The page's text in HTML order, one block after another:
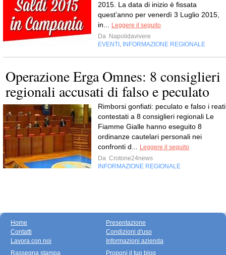
2015. La data di inizio è fissata
quest’anno per venerdì 3 Luglio 2015,
in...
Leggere il seguito
Da Napolidavivere
EVENTI
INFORMAZIONE REGIONALE
Operazione Erga Omnes: 8 consiglieri
regionali accusati di falso e peculato
Rimborsi gonfiati: peculato e falso i reati
contestati a 8 consiglieri regionali Le
Fiamme Gialle hanno eseguito 8
ordinanze cautelari personali nei
confronti d...
Leggere il seguito
Da Crotone24news
INFORMAZIONE REGIONALE
Home
Contatti
Lavora con noi
Presentazione
Condizioni d'uso
Informazioni azienda
Rassegna stampa
Proponi il tuo blog